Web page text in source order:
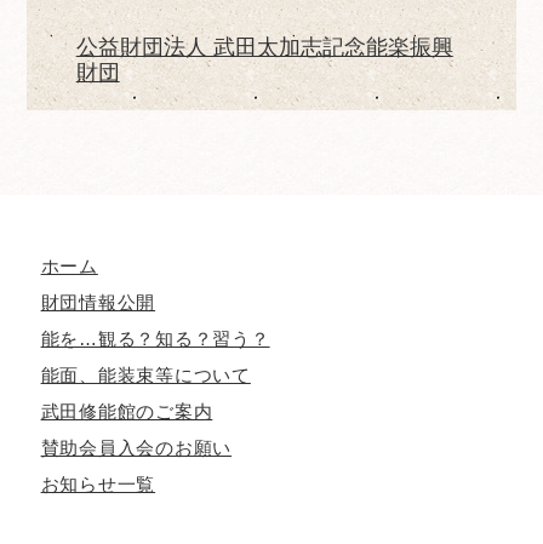
公益財団法人 武田太加志記念能楽振興
財団
ホーム
財団情報公開
能を…観る？知る？習う？
能面、能装束等について
武田修能館のご案内
賛助会員入会のお願い
お知らせ一覧